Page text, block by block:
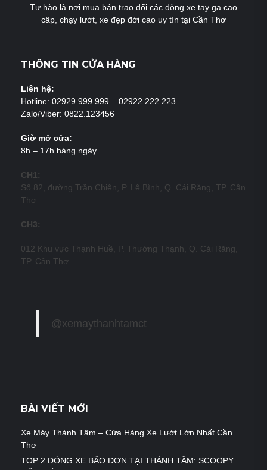
Tự hào là nơi mua bán trao đổi các dòng xe tay ga cao
câp, chạy lướt, xe đẹp đời cao uy tín tại Cần Thơ
THÔNG TIN CỬA HÀNG
Liên hệ:
Hotline: 02929.999.999 – 02922.222.223
Zalo/Viber: 0822.123456
Giờ mở cửa:
8h – 17h hàng ngày
CH1:
Số 82, đường Trần Chiên, P. Lê Bình, Q. Cái Răng, TP. Cần
Thơ
CH3:
012 Khu vực Thạnh Huề, P. Thường Thạnh, Q. Cái Răng,
TP. Cần Thơ
@xemaythanhtamct
BÀI VIẾT MỚI
Xe Máy Thành Tâm – Cửa Hàng Xe Lướt Lớn Nhất Cần
Thơ
TOP 2 DÒNG XE BÃO ĐƠN TẠI THÀNH TÂM: SCOOPY